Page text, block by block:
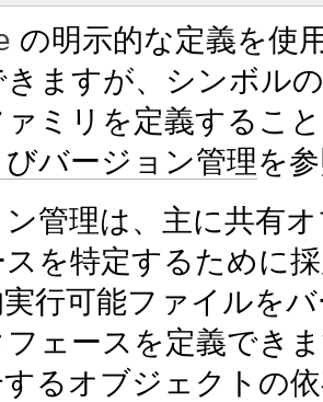
の明示的な定義を使
きますが、シンボル
ァミリを定義するこ
バージョン管理を
管理は、主に共有
スを特定するために
行可能ファイルを
ェースを定義でき
るオブジェクトの